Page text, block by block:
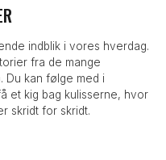
indblik i vores hverdag.
fra de mange
Du kan følge med i
et kig bag kulisserne, hvor
skridt for skridt.